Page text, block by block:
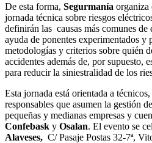
De esta forma, Segurmanía organiza
jornada técnica sobre riesgos
definirán las causas más comunes de
ayuda de ponentes experimentados y
metodologías y criterios sobre quién
accidentes además de, por supuesto,
para reducir la siniestralidad de los
Esta jornada está orientada a
responsables que asumen la gestión
pequeñas y medianas empresas y
Confebask y Osalan. El evento se
Alaveses, C/ Pasaje Postas 32-7ª,